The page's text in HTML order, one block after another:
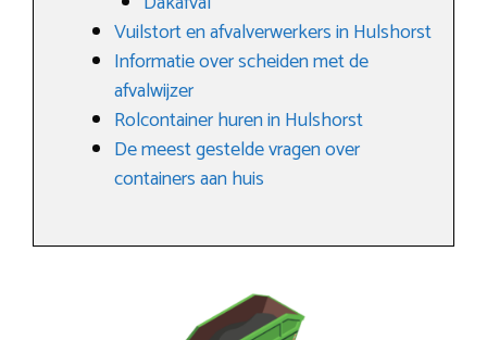
Vuilstort en afvalverwerkers in Hulshorst
Informatie over scheiden met de
afvalwijzer
Rolcontainer huren in Hulshorst
De meest gestelde vragen over
containers aan huis